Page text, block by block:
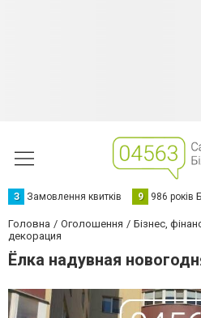
З Замовлення квитків 9 986 років
Головна Оголошення Бізнес,
декорация
Ёлка надувная